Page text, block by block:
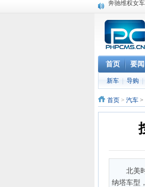
苹果MacOS
苹果与高通
小米高管：
iOS 13加入
高通与苹果
巴黎圣母院
首页 要闻
新车 导购
首页 > 汽车 >
北美
纳塔车型